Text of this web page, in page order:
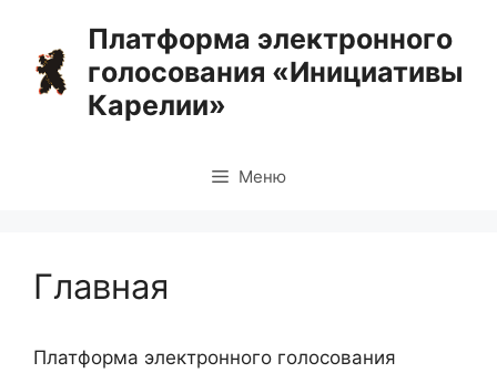
содержимому
Платформа электронного
голосования «Инициативы
Карелии»
Меню
Главная
Платформа электронного голосования